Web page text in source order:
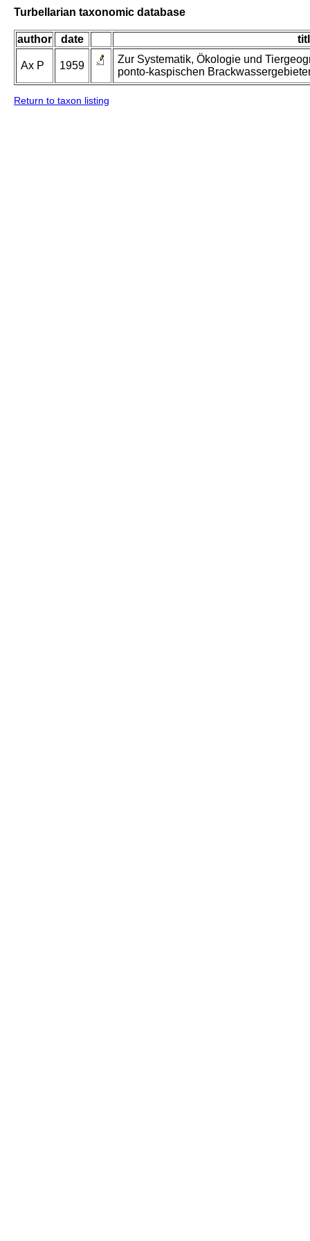
Turbellarian taxonomic database
author date
Ax P 1959
Zur Systematik, Ökologie und
ponto-kaspischen
Return to taxon listing